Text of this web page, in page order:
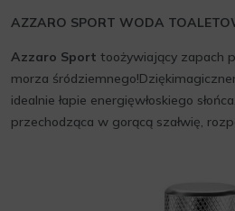
AZZARO SPORT WODA
Azzaro Sport toożywiający zapach
morza
idealnie łapie energięwłoskiego
przechodząca w gorącą szałwię,